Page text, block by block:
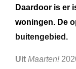
Daardoor is er
woningen. De
buitengebied.
Uit Maarten!